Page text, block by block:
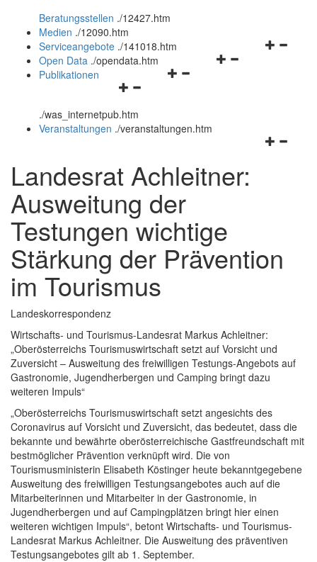
und
schließen
Beratungsstellen ./12427.htm
Medien ./12090.htm
Navigationsmenü
Serviceangebote ./141018.htm
Navigationsmenü
Open Data ./opendata.htm
Navigationsmenü
und
schließen
Publikationen
./was_internetpub.htm
Veranstaltungen ./veranstaltungen.htm
Landesrat Achleitner:
Ausweitung der
Testungen wichtige
Stärkung der Prävention
im Tourismus
Landeskorrespondenz
Wirtschafts- und Tourismus-Landesrat Markus Achleitner:
„Oberösterreichs Tourismuswirtschaft setzt auf Vorsicht und
Zuversicht – Ausweitung des freiwilligen Testungs-Angebots auf
Gastronomie, Jugendherbergen und Camping bringt dazu
weiteren Impuls“
„Oberösterreichs Tourismuswirtschaft setzt angesichts des
Coronavirus auf Vorsicht und Zuversicht, das bedeutet, dass die
bekannte und bewährte oberösterreichische Gastfreundschaft mit
bestmöglicher Prävention verknüpft wird. Die von
Tourismusministerin Elisabeth Köstinger heute bekanntgegebene
Ausweitung des freiwilligen Testungsangebotes auch auf die
Mitarbeiterinnen und Mitarbeiter in der Gastronomie, in
Jugendherbergen und auf Campingplätzen bringt hier einen
weiteren wichtigen Impuls“, betont Wirtschafts- und Tourismus-
Landesrat Markus Achleitner. Die Ausweitung des präventiven
Testungsangebotes gilt ab 1. September.